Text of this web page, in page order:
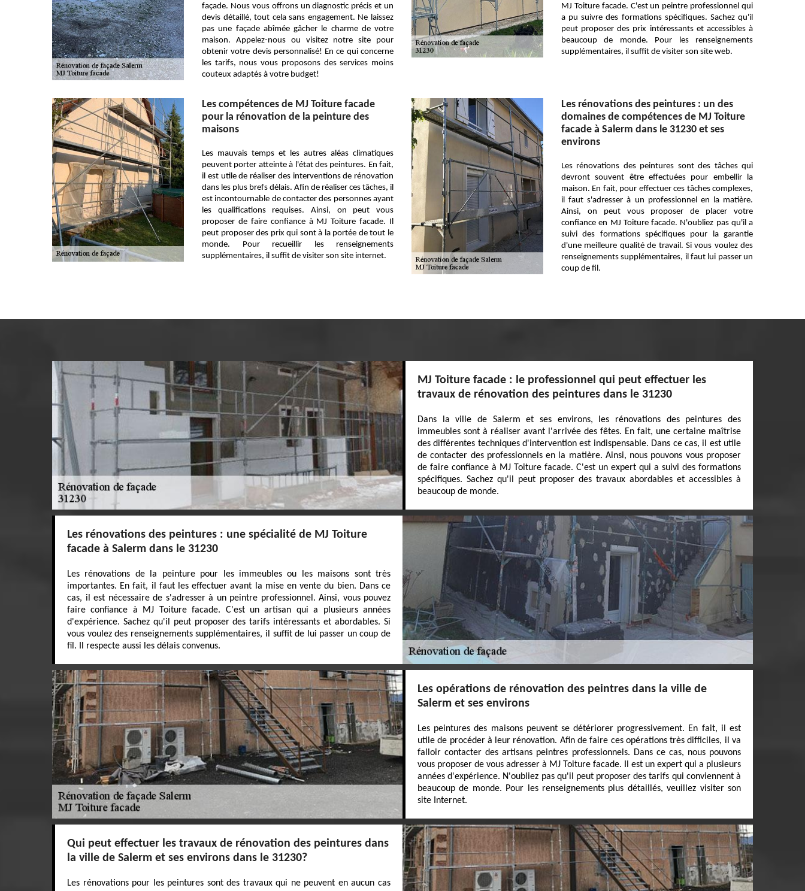
façade. Nous vous offrons un diagnostic précis et un
devis détaillé, tout cela sans engagement. Ne laissez
pas une façade abîmée gâcher le charme de votre
maison. Appelez-nous ou visitez notre site pour
obtenir votre devis personnalisé! En ce qui concerne
les tarifs, nous vous proposons des services moins
couteux adaptés à votre budget!
MJ Toiture facade. C'est un peintre professionnel qui
a pu suivre des formations spécifiques. Sachez qu'il
peut proposer des prix intéressants et accessibles à
beaucoup de monde. Pour les renseignements
supplémentaires, il suffit de visiter son site web.
Les compétences de MJ Toiture facade
pour la rénovation de la peinture des
maisons
Les mauvais temps et les autres aléas climatiques
peuvent porter atteinte à l'état des peintures. En fait,
il est utile de réaliser des interventions de rénovation
dans les plus brefs délais. Afin de réaliser ces tâches, il
est incontournable de contacter des personnes ayant
les qualifications requises. Ainsi, on peut vous
proposer de faire confiance à MJ Toiture facade. Il
peut proposer des prix qui sont à la portée de tout le
monde. Pour recueillir les renseignements
supplémentaires, il suffit de visiter son site internet.
Les rénovations des peintures : un des
domaines de compétences de MJ Toiture
facade à Salerm dans le 31230 et ses
environs
Les rénovations des peintures sont des tâches qui
devront souvent être effectuées pour embellir la
maison. En fait, pour effectuer ces tâches complexes,
il faut s'adresser à un professionnel en la matière.
Ainsi, on peut vous proposer de placer votre
confiance en MJ Toiture facade. N'oubliez pas qu'il a
suivi des formations spécifiques pour la garantie
d'une meilleure qualité de travail. Si vous voulez des
renseignements supplémentaires, il faut lui passer un
coup de fil.
MJ Toiture facade : le professionnel qui peut effectuer les
travaux de rénovation des peintures dans le 31230
Dans la ville de Salerm et ses environs, les rénovations des peintures des
immeubles sont à réaliser avant l'arrivée des fêtes. En fait, une certaine maîtrise
des différentes techniques d'intervention est indispensable. Dans ce cas, il est utile
de contacter des professionnels en la matière. Ainsi, nous pouvons vous proposer
de faire confiance à MJ Toiture facade. C'est un expert qui a suivi des formations
spécifiques. Sachez qu'il peut proposer des travaux abordables et accessibles à
beaucoup de monde.
Les rénovations des peintures : une spécialité de MJ Toiture
facade à Salerm dans le 31230
Les rénovations de la peinture pour les immeubles ou les maisons sont très
importantes. En fait, il faut les effectuer avant la mise en vente du bien. Dans ce
cas, il est nécessaire de s'adresser à un peintre professionnel. Ainsi, vous pouvez
faire confiance à MJ Toiture facade. C'est un artisan qui a plusieurs années
d'expérience. Sachez qu'il peut proposer des tarifs intéressants et abordables. Si
vous voulez des renseignements supplémentaires, il suffit de lui passer un coup de
fil. Il respecte aussi les délais convenus.
Les opérations de rénovation des peintres dans la ville de
Salerm et ses environs
Les peintures des maisons peuvent se détériorer progressivement. En fait, il est
utile de procéder à leur rénovation. Afin de faire ces opérations très difficiles, il va
falloir contacter des artisans peintres professionnels. Dans ce cas, nous pouvons
vous proposer de vous adresser à MJ Toiture facade. Il est un expert qui a plusieurs
années d'expérience. N'oubliez pas qu'il peut proposer des tarifs qui conviennent à
beaucoup de monde. Pour les renseignements plus détaillés, veuillez visiter son
site Internet.
Qui peut effectuer les travaux de rénovation des peintures dans
la ville de Salerm et ses environs dans le 31230?
Les rénovations pour les peintures sont des travaux qui ne peuvent en aucun cas